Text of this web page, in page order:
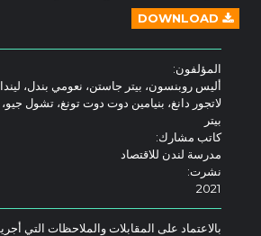
DOWNLOAD
المؤلفون:
أليس روبنسون، بيتر جاستن، نعومي بندل،
لاتجور دانغ، بنيامين دوت دوت تونغ، تشول
بيتر
كاتب مشارك:
مدرسة لندن للاقتصاد
نشرت:
2021
بالاعتماد على المقابلات والملاحظات التي